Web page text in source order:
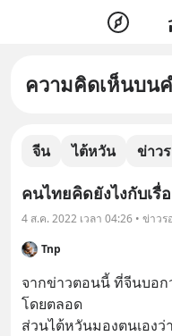
ความคิดเห็นบน
จีน ไต้หวัน ข่าว
คนไทยคิดยังไงกับเ
4 ส.ค. 2022 เวลา 04:26 • ข่าว
Tnp
จากข่าวตอนนี้ ที่จีนบอ
โดยตลอด
ส่วนไต้หวันมองตนเองว่